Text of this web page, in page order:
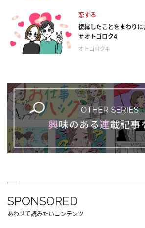
恋する
復縁したことをまわり
＃オトゴロク4
オトゴロク4
SPONSORED
あわせて読みたいコンテンツ